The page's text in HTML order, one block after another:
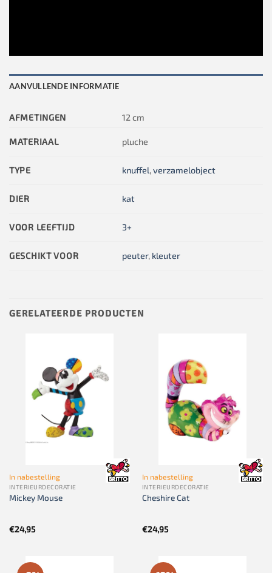
AANVULLENDE INFORMATIE
AFMETINGEN 12 cm
MATERIAAL pluche
TYPE knuffel,verzamelobject
DIER kat
VOOR LEEFTIJD 3+
GESCHIKT VOOR peuter, kleuter
GERELATEERDE PRODUCTEN
In nabestelling
INTERIEURDECORATIE
Mickey Mouse
€24,95
In nabestelling
INTERIEURDECORATIE
Cheshire Cat
€24,95